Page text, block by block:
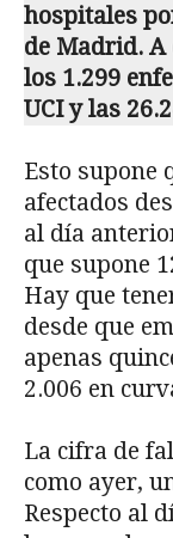
hospitales
de Madrid. A
los 1.299
UCI y las
Esto supone
afectados
al día
que supone
Hay que
desde que
apenas
2.006 en
La cifra de
como ayer,
Respecto al